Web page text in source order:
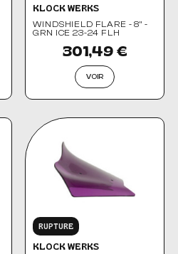
KLOCK WERKS
WINDSHIELD FLARE - 8" -
GRN ICE 23-24 FLH
301,49 €
VOIR
RUPTURE
KLOCK WERKS